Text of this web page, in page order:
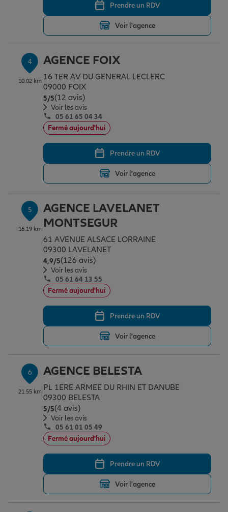
Tous nos devis d'assurance Prendre un RDV
Voir l'agence
4
10.02 km
AGENCE FOIX
16 TER AV DU GENERAL LECLERC
09000 FOIX
5/5Note de 5 sur 5
(12 avis)
Voir les avis
05 61 65 04 34
Fermé aujourd'hui
Prendre un RDV
Voir l'agence
5
16.19 km
AGENCE LAVELANET
MONTSEGUR
61 AVENUE ALSACE LORRAINE
09300 LAVELANET
4,9/5Note de 4.9 sur 5
(126 avis)
Voir les avis
05 61 64 13 55
Fermé aujourd'hui
Prendre un RDV
Voir l'agence
6
21.55 km
AGENCE BELESTA
PL 1ERE ARMEE DU RHIN ET DANUBE
09300 BELESTA
5/5Note de 5 sur 5
(4 avis)
Voir les avis
05 61 01 05 49
Fermé aujourd'hui
Prendre un RDV
Voir l'agence